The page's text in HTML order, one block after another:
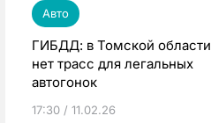
Авто
ГИБДД: в Томской области
нет трасс для легальных
автогонок
17:30 / 11.02.26